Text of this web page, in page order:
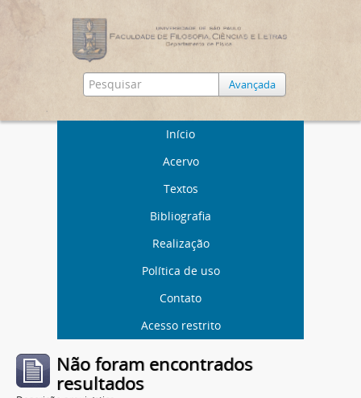
Avançada
Início
Acervo
Textos
Bibliografia
Realização
Política de uso
Contato
Acesso restrito
Não foram encontrados
resultados